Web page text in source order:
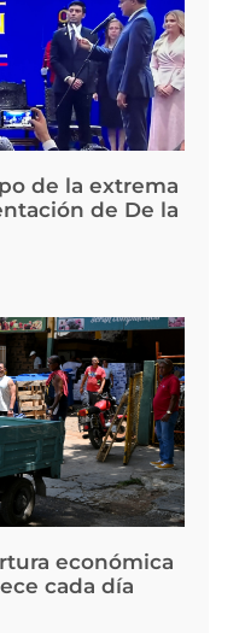
de la extrema
de De la
económica
cada día